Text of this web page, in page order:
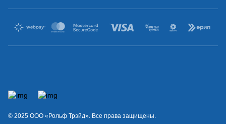
© 2025 OOO «Рольф Трэйд». Все права защищены.